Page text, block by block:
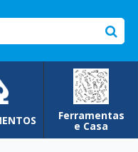
Ferramentas
e Casa